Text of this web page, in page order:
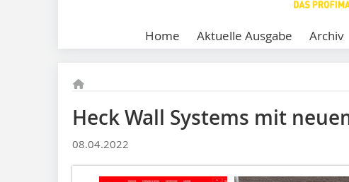
Home Aktuelle Ausgabe Archiv
Heck Wall Systems mit
08.04.2022